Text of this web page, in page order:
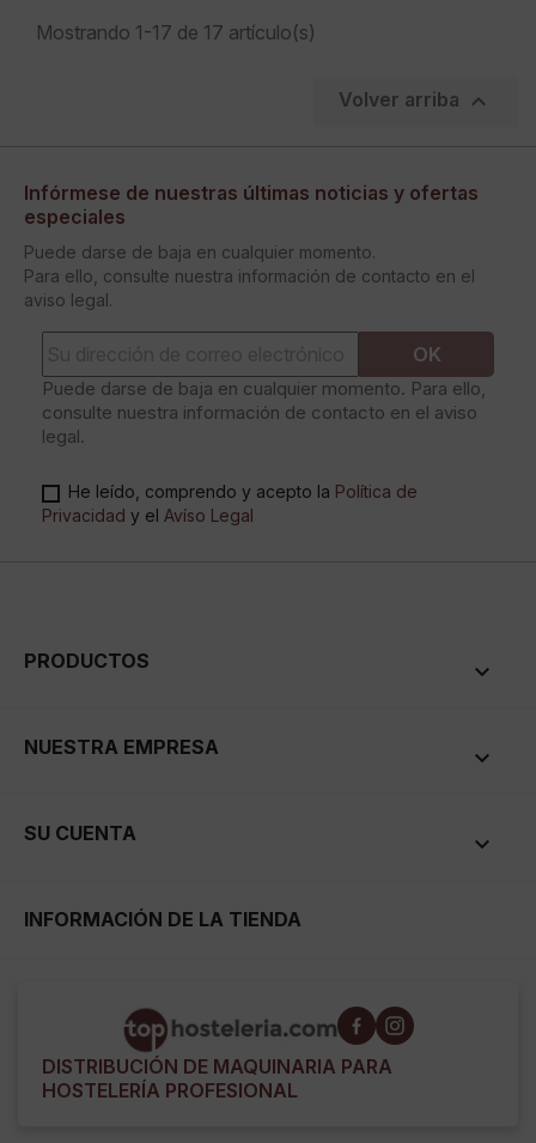
Mostrando 1-17 de 17 artículo(s)
Volver arriba 
Infórmese de nuestras últimas noticias y ofertas
especiales
Puede darse de baja en cualquier momento.
Para ello, consulte nuestra información de contacto en el
aviso legal.
Puede darse de baja en cualquier momento. Para ello,
consulte nuestra información de contacto en el aviso
legal.
He leído, comprendo y acepto la Política de
Privacidad y el Avíso Legal
PRODUCTOS 
NUESTRA EMPRESA 
SU CUENTA 
INFORMACIÓN DE LA TIENDA
DISTRIBUCIÓN DE MAQUINARIA PARA
HOSTELERÍA PROFESIONAL